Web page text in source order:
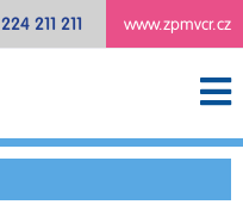
www.zpmvcr.cz
224 211 211